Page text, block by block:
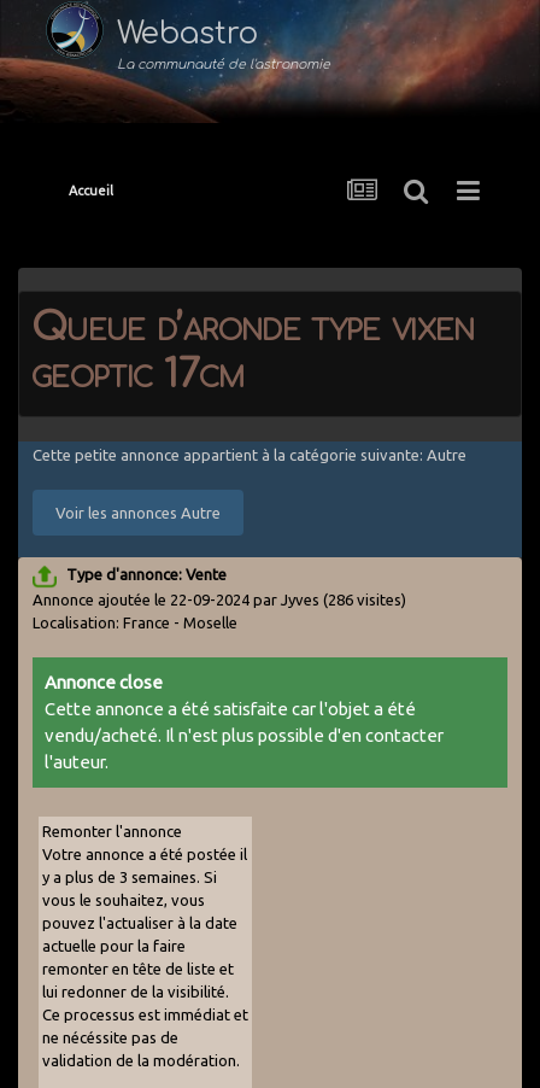
Webastro
La communauté de l'astronomie
Accueil
Queue d’aronde type vixen
geoptic 17cm
Cette petite annonce appartient à la catégorie suivante: Autre
Voir les annonces Autre
Type d'annonce: Vente
Annonce ajoutée le 22-09-2024 par Jyves (286 visites)
Localisation: France - Moselle
Annonce close
Cette annonce a été satisfaite car l'objet a été
vendu/acheté. Il n'est plus possible d'en contacter
l'auteur.
Remonter l'annonce
Votre annonce a été postée il
y a plus de 3 semaines. Si
vous le souhaitez, vous
pouvez l'actualiser à la date
actuelle pour la faire
remonter en tête de liste et
lui redonner de la visibilité.
Ce processus est immédiat et
ne nécéssite pas de
validation de la modération.